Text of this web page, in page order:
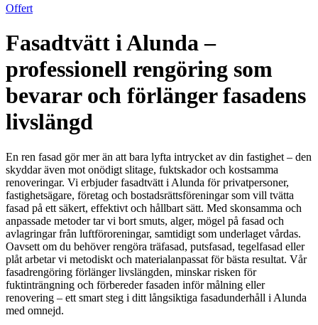
Offert
Fasadtvätt i Alunda –
professionell rengöring som
bevarar och förlänger fasadens
livslängd
En ren fasad gör mer än att bara lyfta intrycket av din fastighet – den
skyddar även mot onödigt slitage, fuktskador och kostsamma
renoveringar. Vi erbjuder fasadtvätt i Alunda för privatpersoner,
fastighetsägare, företag och bostadsrättsföreningar som vill tvätta
fasad på ett säkert, effektivt och hållbart sätt. Med skonsamma och
anpassade metoder tar vi bort smuts, alger, mögel på fasad och
avlagringar från luftföroreningar, samtidigt som underlaget vårdas.
Oavsett om du behöver rengöra träfasad, putsfasad, tegelfasad eller
plåt arbetar vi metodiskt och materialanpassat för bästa resultat. Vår
fasadrengöring förlänger livslängden, minskar risken för
fuktinträngning och förbereder fasaden inför målning eller
renovering – ett smart steg i ditt långsiktiga fasadunderhåll i Alunda
med omnejd.